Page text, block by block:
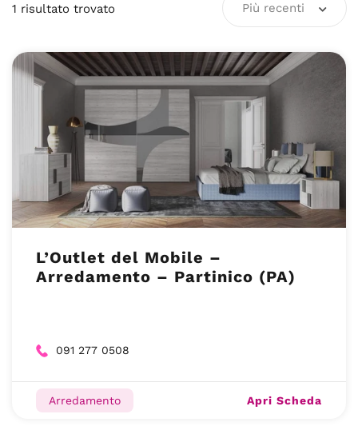
1 risultato trovato Più recenti
L’Outlet del Mobile –
Arredamento – Partinico (PA)
091 277 0508
Arredamento Apri Scheda